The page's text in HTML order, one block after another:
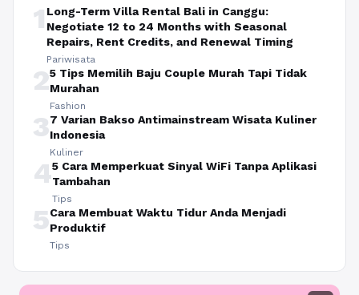
1 Long-Term Villa Rental Bali in Canggu:
Negotiate 12 to 24 Months with Seasonal
Repairs, Rent Credits, and Renewal Timing
Pariwisata
25 Tips Memilih Baju Couple Murah Tapi Tidak
Murahan
Fashion
37 Varian Bakso Antimainstream Wisata Kuliner
Indonesia
Kuliner
45 Cara Memperkuat Sinyal WiFi Tanpa Aplikasi
Tambahan
Tips
5Cara Membuat Waktu Tidur Anda Menjadi
Produktif
Tips